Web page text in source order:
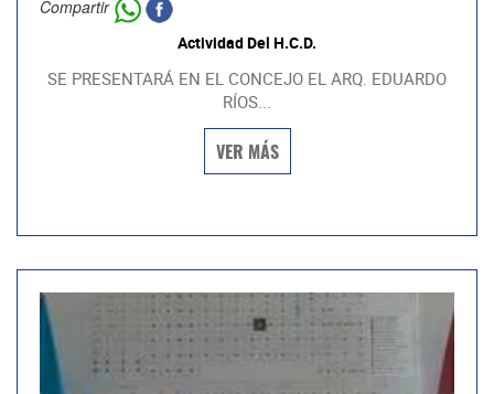
Compartir
Actividad Del H.C.D.
SE PRESENTARÁ EN EL CONCEJO EL ARQ. EDUARDO
RÍOS...
VER MÁS